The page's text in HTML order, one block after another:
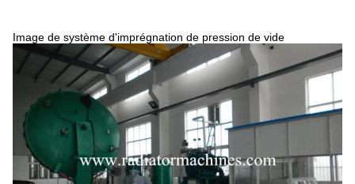
Image de système d'imprégnation de pression de vide